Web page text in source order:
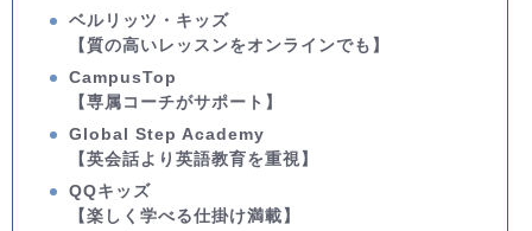
ベルリッツ・キッズ
【質の高いレッスンをオンラインでも】
CampusTop
【専属コーチがサポート】
Global Step Academy
【英会話より英語教育を重視】
QQキッズ
【楽しく学べる仕掛け満載】